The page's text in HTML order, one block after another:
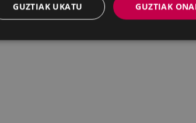
GUZTIAK
GUZTIAK UKATU